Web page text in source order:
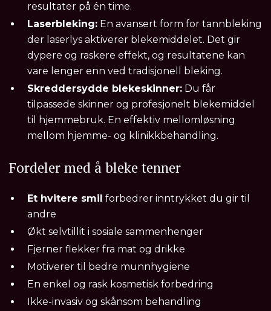
resultater på én time.
Laserbleking: En avansert form for tannbleking
der laserlys aktiverer blekemiddelet. Det gir
dypere og raskere effekt, og resultatene kan
vare lenger enn ved tradisjonell bleking.
Skreddersydde blekeskinner: Du får
tilpassede skinner og profesjonelt blekemiddel
til hjemmebruk. En effektiv mellomløsning
mellom hjemme- og klinikkbehandling.
Fordeler med å bleke tenner
Et hvitere smil forbedrer inntrykket du gir til
andre
Økt selvtillit i sosiale sammenhenger
Fjerner flekker fra mat og drikke
Motiverer til bedre munnhygiene
En enkel og rask kosmetisk forbedring
Ikke-invasiv og skånsom behandling